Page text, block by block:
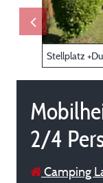
2/4
Camping